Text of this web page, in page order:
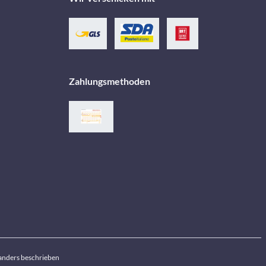
Zahlungsmethoden
beschrieben